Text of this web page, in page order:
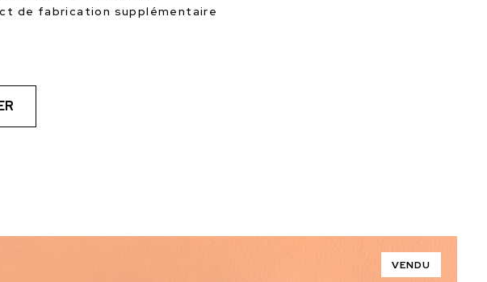
de fabrication supplémentaire
VENDU